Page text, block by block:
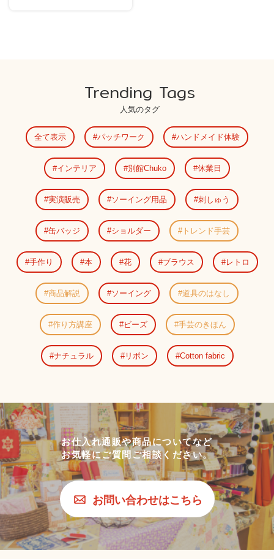
Trending Tags
人気のタグ
全て表示 パッチワーク ハンドメイド体験
インテリア 別館Chuko 休業日
実演販売 ソーイング用品 刺しゅう
缶バッジ ショルダー トレンド手芸
手作り 本 花 ブラウス レトロ
商品解説 ソーイング 道具のはなし
作り方講座 ビーズ 手芸のきほん
ナチュラル リボン Cotton fabric
お仕入れ通販や商品についてなど
お気軽にご質問ご相談ください。
お問い合わせはこちら